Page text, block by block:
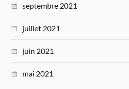
septembre 2021
juillet 2021
juin 2021
mai 2021